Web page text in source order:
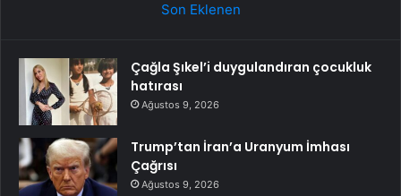
Son Eklenen
Çağla Şıkel’i duygulandıran çocukluk
hatırası
Ağustos 9, 2026
Trump’tan İran’a Uranyum İmhası
Çağrısı
Ağustos 9, 2026